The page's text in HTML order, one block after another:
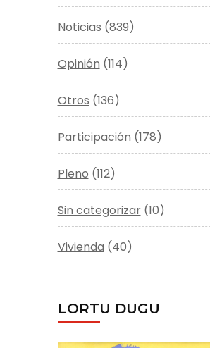
Noticias (839)
Opinión (114)
Otros (136)
Participación (178)
Pleno (112)
Sin categorizar(10)
Vivienda (40)
LORTU DUGU